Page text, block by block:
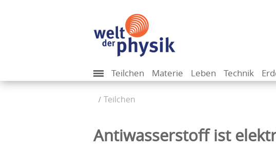
Teilchen Materie Leben Technik
Teilchen
Antiwasserstoff ist